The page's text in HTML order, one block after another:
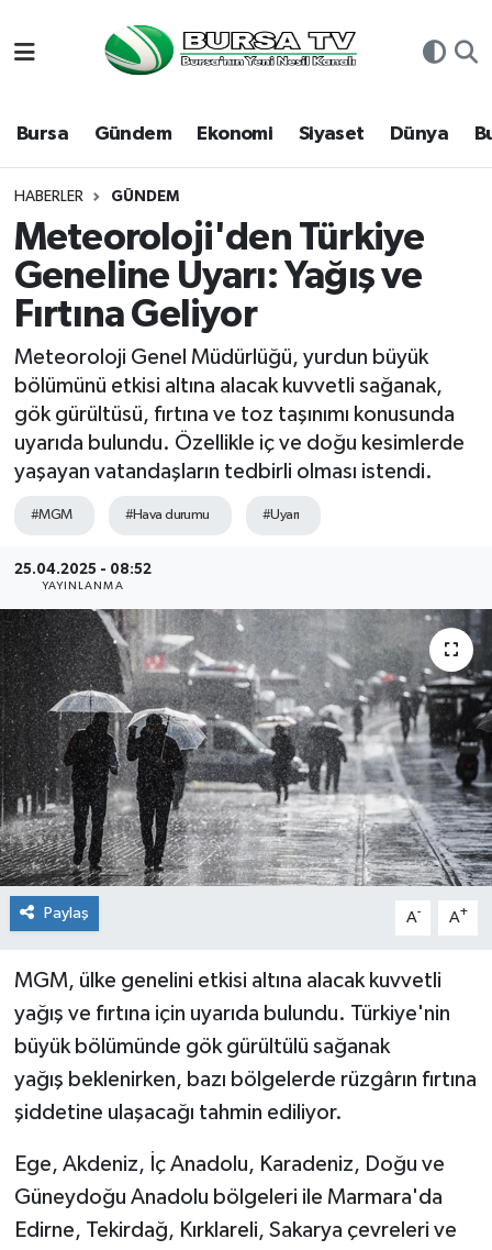
Bursa Gündem Ekonomi Siyaset Dünya
HABERLER GÜNDEM
Meteoroloji'den Türkiye
Geneline Uyarı: Yağış ve
Fırtına Geliyor
Meteoroloji Genel Müdürlüğü, yurdun büyük
bölümünü etkisi altına alacak kuvvetli sağanak,
gök gürültüsü, fırtına ve toz taşınımı konusunda
uyarıda bulundu. Özellikle iç ve doğu kesimlerde
yaşayan vatandaşların tedbirli olması istendi.
#MGM #Hava durumu #Uyarı
25.04.2025 - 08:52
YAYINLANMA
Paylaş A- A+
MGM, ülke genelini etkisi altına alacak kuvvetli
yağış ve fırtına için uyarıda bulundu. Türkiye'nin
büyük bölümünde gök gürültülü sağanak
yağış beklenirken, bazı bölgelerde rüzgârın fırtına
şiddetine ulaşacağı tahmin ediliyor.
Ege, Akdeniz, İç Anadolu, Karadeniz, Doğu ve
Güneydoğu Anadolu bölgeleri ile Marmara'da
Edirne, Tekirdağ, Kırklareli, Sakarya çevreleri ve
Bursa
Dünya
Eğitim
Ekonomi
Genel
Gündem
Magazin
Siyaset
Spor
Teknoloji
Türkiye
Hava Durumu
Namaz Vakitleri
Trafik Durumu
Süper Lig Puan Durumu ve Fikstür
Tüm Manşetler
Son Dakika Haberleri
Haber Arşivi